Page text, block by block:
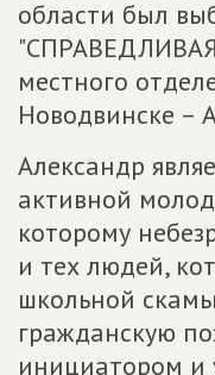
области был
местного
Новодвинске –
Александр
активной
которому
и тех людей,
школьной
гражданскую
инициатором и